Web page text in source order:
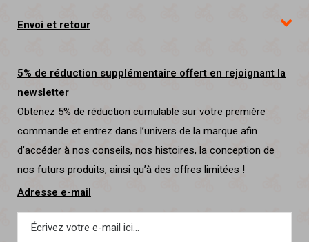
Envoi et retour
Adresse e-mail
5% de réduction supplémentaire offert en rejoignant la
newsletter
Obtenez 5% de réduction cumulable sur votre première
commande et entrez dans l’univers de la marque afin
d’accéder à nos conseils, nos histoires, la conception de
nos futurs produits, ainsi qu’à des offres limitées !